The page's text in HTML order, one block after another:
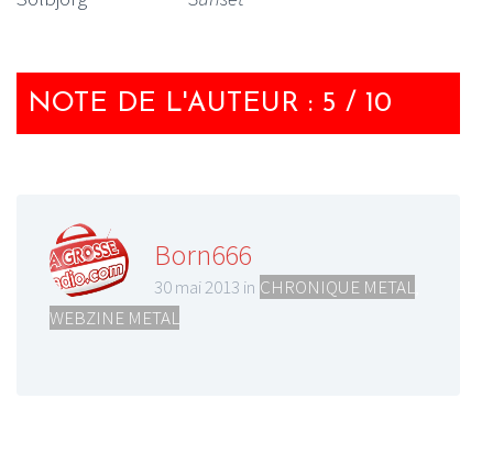
NOTE DE L'AUTEUR : 5 / 10
Born666
30 mai 2013 in CHRONIQUE METAL
WEBZINE METAL